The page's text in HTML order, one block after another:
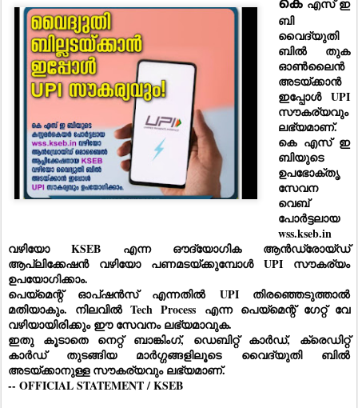
എസ് ഇ
ബി
വൈദ്യുതി
ബിൽ തുക
ഓൺലൈൻ
അടയ്ക്കാൻ
ഇപ്പോൾ UPI
സൗകര്യവും
ലഭ്യമാണ്.
കെ എസ് ഇ
ബിയുടെ
ഉപഭോക്തൃ
സേവന
വെബ്
പോർട്ടലായ
wss.kseb.in
വഴിയോ KSEB എന്ന ഔദ്യോഗിക ആൻഡ്രോയ്ഡ്
ആപ്ലിക്കേഷൻ വഴിയോ പണമടയ്ക്കുമ്പോൾ UPI സൗകര്യം
ഉപയോഗിക്കാം.
പെയ്മെന്റ് ഓപ്ഷൻസ് എന്നതിൽ UPI തിരഞ്ഞെടുത്താൽ
മതിയാകും. നിലവിൽ Tech Process എന്ന പെയ്മെന്റ് ഗേറ്റ് വേ
വഴിയായിരിക്കും ഈ സേവനം ലഭ്യമാവുക.
ഇതു കൂടാതെ നെറ്റ് ബാങ്കിംഗ്, ഡെബിറ്റ് കാർഡ്, ക്രെഡിറ്റ്
കാർഡ് തുടങ്ങിയ മാർഗ്ഗങ്ങളിലൂടെ വൈദ്യുതി ബിൽ
അടയ്ക്കാനുള്ള സൗകര്യവും ലഭ്യമാണ്.
-- OFFICIAL STATEMENT / KSEB